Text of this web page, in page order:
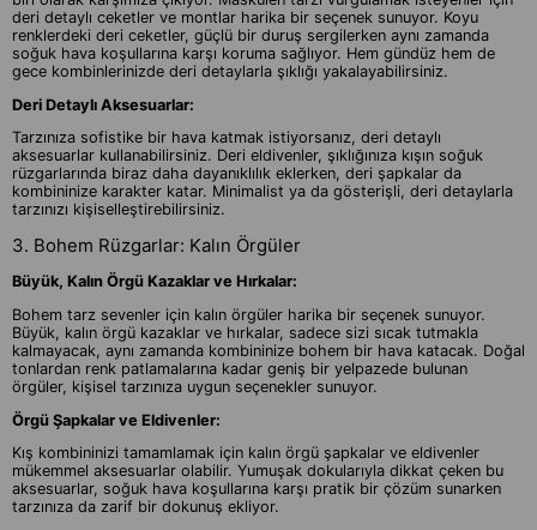
deri detaylı ceketler ve montlar harika bir seçenek sunuyor. Koyu
renklerdeki deri ceketler, güçlü bir duruş sergilerken aynı zamanda
soğuk hava koşullarına karşı koruma sağlıyor. Hem gündüz hem de
gece kombinlerinizde deri detaylarla şıklığı yakalayabilirsiniz.
Deri Detaylı Aksesuarlar:
Tarzınıza sofistike bir hava katmak istiyorsanız, deri detaylı
aksesuarlar kullanabilirsiniz. Deri eldivenler, şıklığınıza kışın soğuk
rüzgarlarında biraz daha dayanıklılık eklerken, deri şapkalar da
kombininize karakter katar. Minimalist ya da gösterişli, deri detaylarla
tarzınızı kişiselleştirebilirsiniz.
3. Bohem Rüzgarlar: Kalın Örgüler
Büyük, Kalın Örgü Kazaklar ve Hırkalar:
Bohem tarz sevenler için kalın örgüler harika bir seçenek sunuyor.
Büyük, kalın örgü kazaklar ve hırkalar, sadece sizi sıcak tutmakla
kalmayacak, aynı zamanda kombininize bohem bir hava katacak. Doğal
tonlardan renk patlamalarına kadar geniş bir yelpazede bulunan
örgüler, kişisel tarzınıza uygun seçenekler sunuyor.
Örgü Şapkalar ve Eldivenler:
Kış kombininizi tamamlamak için kalın örgü şapkalar ve eldivenler
mükemmel aksesuarlar olabilir. Yumuşak dokularıyla dikkat çeken bu
aksesuarlar, soğuk hava koşullarına karşı pratik bir çözüm sunarken
tarzınıza da zarif bir dokunuş ekliyor.